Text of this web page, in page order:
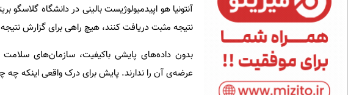
آنتونیا هو اپیدمیولوژیست بالینی در دانشگاه گلاسگو
نتیجه‌ مثبت دریافت کنند، هیچ راهی برای گزارش
بدون داده‌های پایشی باکیفیت، سازمان‌های
عرضه‌ی آن را ندارند. پایش برای درک واقعی اینکه